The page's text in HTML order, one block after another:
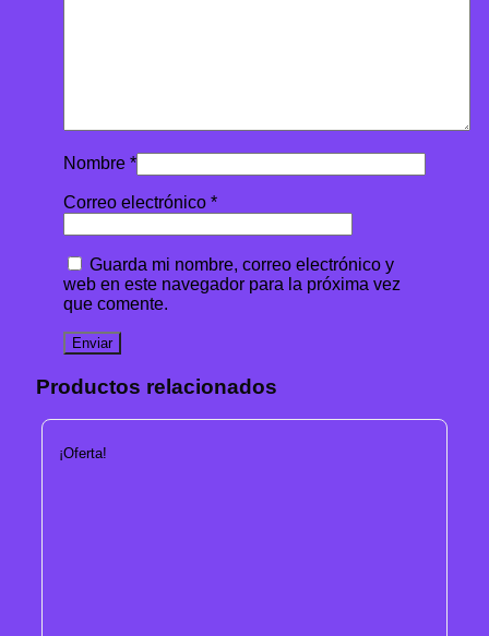
Nombre *
Correo electrónico *
Guarda mi nombre, correo electrónico y
web en este navegador para la próxima vez
que comente.
Productos relacionados
¡Oferta!